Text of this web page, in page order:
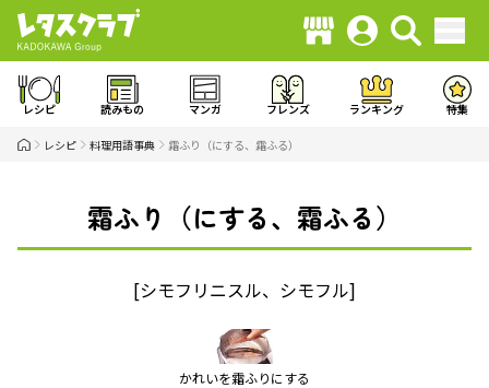
レシピ 読みもの マンガ フレンズ ランキング 特集
レシピ 料理用語事典 霜ふり（にする、霜ふる）
霜ふり（にする、霜ふる）
[シモフリニスル、シモフル]
かれいを霜ふりにする